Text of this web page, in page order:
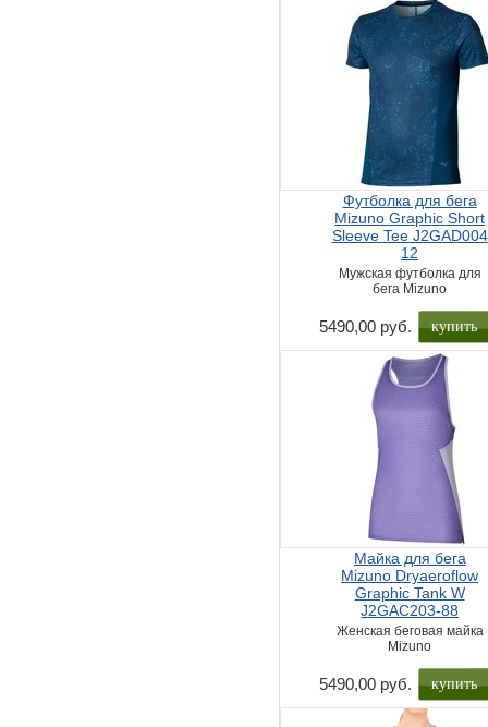
Футболка для бега
Mizuno Graphic Short
Sleeve Tee J2GAD004
12
Мужская футболка для
бега Mizuno
5490,00 руб. купить
Майка для бега
Mizuno Dryaeroflow
Graphic Tank W
J2GAC203-88
Женская беговая майка
Mizuno
5490,00 руб. купить